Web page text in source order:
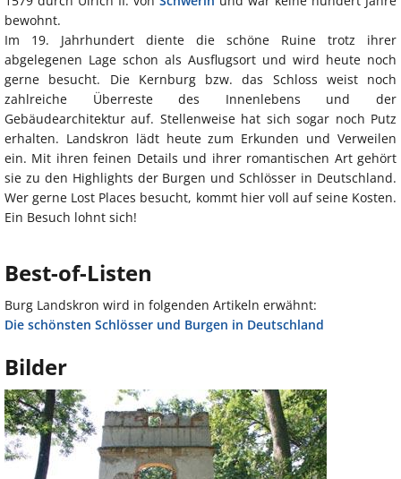
bewohnt.
Im 19. Jahrhundert diente die schöne Ruine trotz ihrer
abgelegenen Lage schon als Ausflugsort und wird heute noch
gerne besucht. Die Kernburg bzw. das Schloss weist noch
zahlreiche Überreste des Innenlebens und der
Gebäudearchitektur auf. Stellenweise hat sich sogar noch Putz
erhalten. Landskron lädt heute zum Erkunden und Verweilen
ein. Mit ihren feinen Details und ihrer romantischen Art gehört
sie zu den Highlights der Burgen und Schlösser in Deutschland.
Wer gerne Lost Places besucht, kommt hier voll auf seine Kosten.
Ein Besuch lohnt sich!
Best-of-Listen
Burg Landskron wird in folgenden Artikeln erwähnt:
Die schönsten Schlösser und Burgen in Deutschland
Bilder